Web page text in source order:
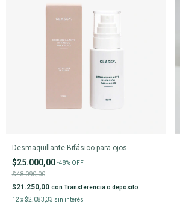
Desmaquillante Bifásico para ojos
$25.000,00 -48% OFF
$48.090,00
$21.250,00 con Transferencia o depósito
12 x$2.083,33 sin interés